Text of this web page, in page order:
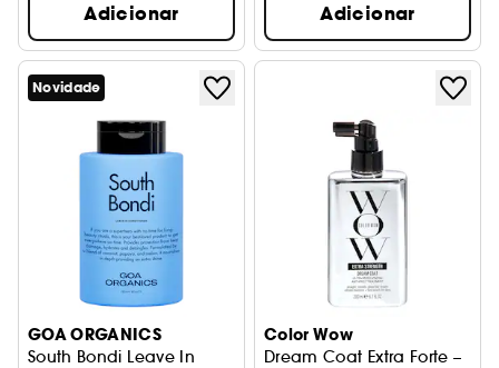
Adicionar Adicionar
Novidade
GOA ORGANICS
South Bondi Leave In
Color Wow
Dream Coat Extra Forte –